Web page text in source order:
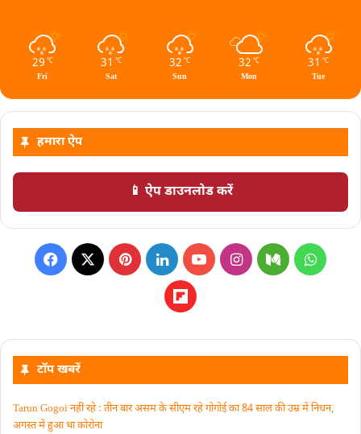
29 ℃
Fri
31 ℃
Sat
32 ℃
Sun
32 ℃
Mon
31 ℃
Tue
हमारा ऐप
📱 ऐप डाउनलोड करें
टॉप खबरें
Tarun Gogoi नहीं रहे : तीन बार असम के सीएम रहे गोगोई का 84 साल की उम्र में निधन,
अगस्त में हुआ था कोरोना